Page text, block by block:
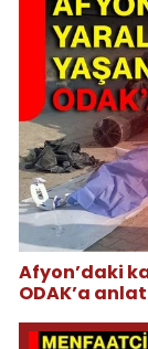
Afyon’daki
ODAK’a